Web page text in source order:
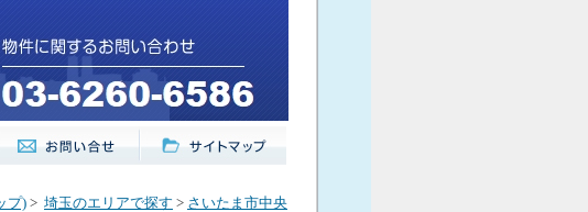
プ) > 埼玉のエリアで探す > さいたま市中央